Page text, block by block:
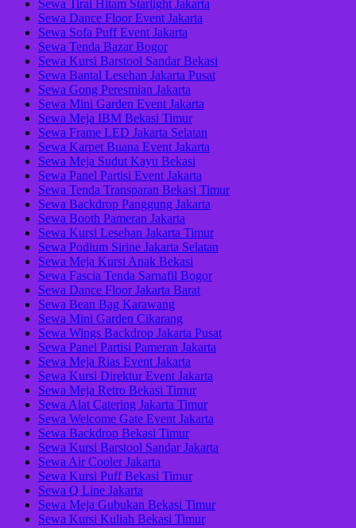
Sewa Tirai Hitam Starlight Jakarta
Sewa Dance Floor Event Jakarta
Sewa Sofa Puff Event Jakarta
Sewa Tenda Bazar Bogor
Sewa Kursi Barstool Sandar Bekasi
Sewa Bantal Lesehan Jakarta Pusat
Sewa Gong Peresmian Jakarta
Sewa Mini Garden Event Jakarta
Sewa Meja IBM Bekasi Timur
Sewa Frame LED Jakarta Selatan
Sewa Karpet Buana Event Jakarta
Sewa Meja Sudut Kayu Bekasi
Sewa Panel Partisi Event Jakarta
Sewa Tenda Transparan Bekasi Timur
Sewa Backdrop Panggung Jakarta
Sewa Booth Pameran Jakarta
Sewa Kursi Lesehan Jakarta Timur
Sewa Podium Sirine Jakarta Selatan
Sewa Meja Kursi Anak Bekasi
Sewa Fascia Tenda Sarnafil Bogor
Sewa Dance Floor Jakarta Barat
Sewa Bean Bag Karawang
Sewa Mini Garden Cikarang
Sewa Wings Backdrop Jakarta Pusat
Sewa Panel Partisi Pameran Jakarta
Sewa Meja Rias Event Jakarta
Sewa Kursi Direktur Event Jakarta
Sewa Meja Retro Bekasi Timur
Sewa Alat Catering Jakarta Timur
Sewa Welcome Gate Event Jakarta
Sewa Backdrop Bekasi Timur
Sewa Kursi Barstool Sandar Jakarta
Sewa Air Cooler Jakarta
Sewa Kursi Puff Bekasi Timur
Sewa Q Line Jakarta
Sewa Meja Gubukan Bekasi Timur
Sewa Kursi Kuliah Bekasi Timur